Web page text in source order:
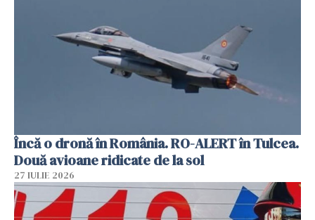
Încă o dronă în România. RO-ALERT în Tulcea.
Două avioane ridicate de la sol
27 IULIE 2026